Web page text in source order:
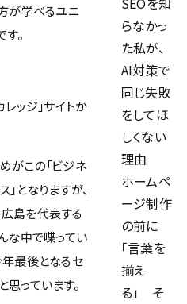
が学べるユニ
。
ッジ」サイトか
がこの「ビジネ
となりますが、
島を代表する
な中で喋ってい
年最後となるセ
っています。
らなかっ
た私が、
AI対策で
同じ失敗
をしてほ
しくない
理由
ホームペ
ージ制作
の前に
「言葉を
揃え
る」 そ